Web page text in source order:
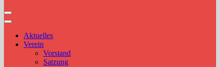
Aktuelles
Verein
Vorstand
Satzung